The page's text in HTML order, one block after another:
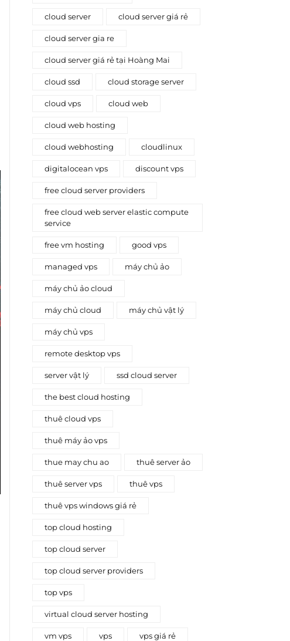
cloud server cloud server giá rẻ
cloud server gia re
cloud server giá rẻ tại Hoàng Mai
cloud ssd cloud storage server
cloud vps cloud web
cloud web hosting
cloud webhosting cloudlinux
digitalocean vps discount vps
free cloud server providers
free cloud web server elastic compute
service
free vm hosting good vps
managed vps máy chủ ảo
máy chủ ảo cloud
máy chủ cloud máy chủ vật lý
máy chủ vps
remote desktop vps
server vật lý ssd cloud server
the best cloud hosting
thuê cloud vps
thuê máy ảo vps
thue may chu ao thuê server ảo
thuê server vps thuê vps
thuê vps windows giá rẻ
top cloud hosting
top cloud server
top cloud server providers
top vps
virtual cloud server hosting
vm vps vps vps giá rẻ